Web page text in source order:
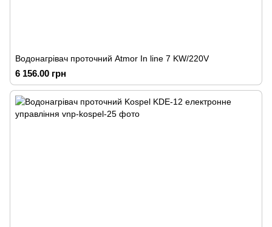
Водонагрівач проточний Atmor In line 7 KW/220V
6 156.00 грн